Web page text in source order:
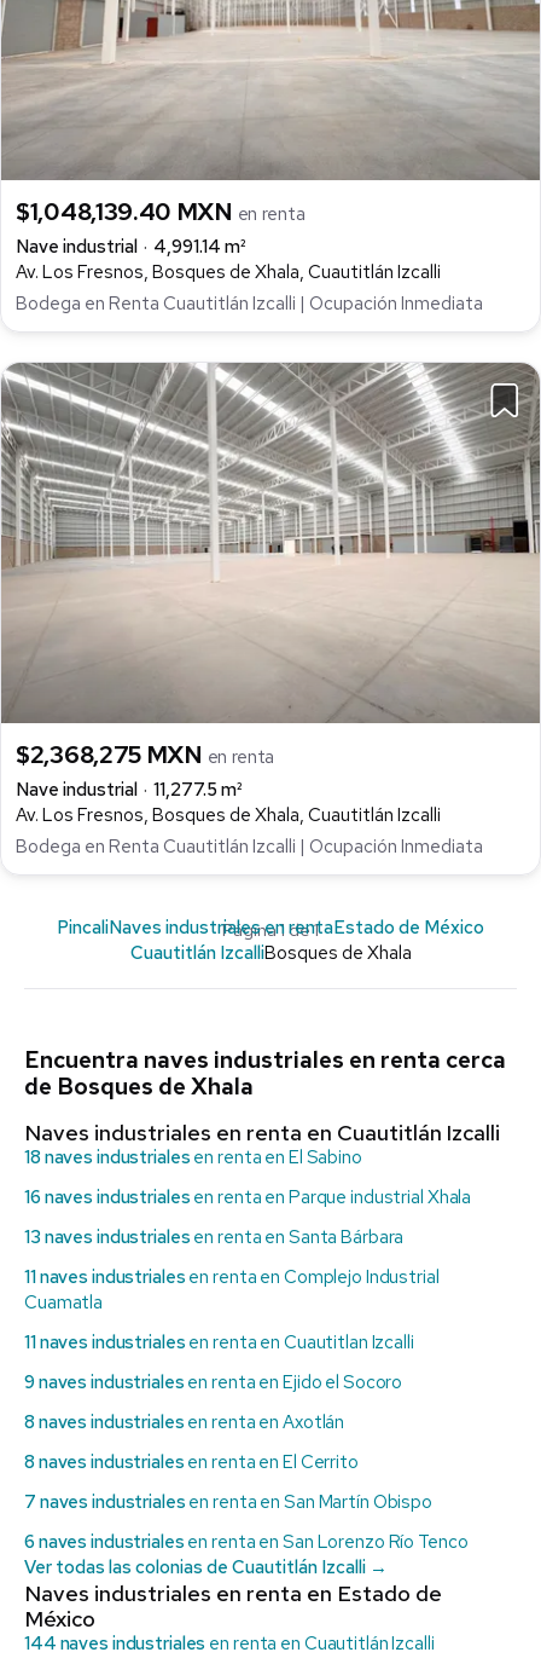
$1,048,139.40 MXN en renta
Nave industrial
4,991.14 m²
Av. Los Fresnos, Bosques de Xhala, Cuautitlán Izcalli
Bodega en Renta Cuautitlán Izcalli | Ocupación Inmediata
$2,368,275 MXN en renta
Nave industrial
11,277.5 m²
Av. Los Fresnos, Bosques de Xhala, Cuautitlán Izcalli
Bodega en Renta Cuautitlán Izcalli | Ocupación Inmediata
Página 1 de 1
PincaliNaves industriales en rentaEstado de México
Cuautitlán IzcalliBosques de Xhala
Encuentra naves industriales en renta cerca
de Bosques de Xhala
Naves industriales en renta en Cuautitlán Izcalli
18 naves industriales en renta en El Sabino
16 naves industriales en renta en Parque industrial Xhala
13 naves industriales en renta en Santa Bárbara
11 naves industriales en renta en Complejo Industrial
Cuamatla
11 naves industriales en renta en Cuautitlan Izcalli
9 naves industriales en renta en Ejido el Socoro
8 naves industriales en renta en Axotlán
8 naves industriales en renta en El Cerrito
7 naves industriales en renta en San Martín Obispo
6 naves industriales en renta en San Lorenzo Río Tenco
Ver todas las colonias de Cuautitlán Izcalli →
Naves industriales en renta en Estado de
México
144 naves industriales en renta en Cuautitlán Izcalli